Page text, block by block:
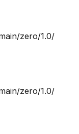
zero/1.0/
zero/1.0/